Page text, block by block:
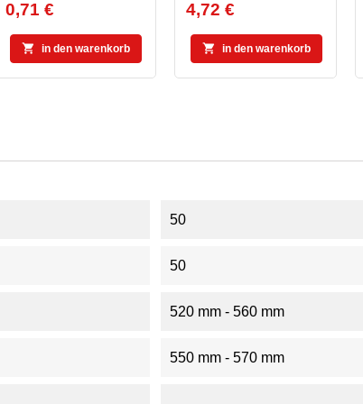
Preis
0,71 €
 in den warenkorb
Preis
4,72 €
 in den warenkorb
50
50
520 mm - 560 mm
550 mm - 570 mm